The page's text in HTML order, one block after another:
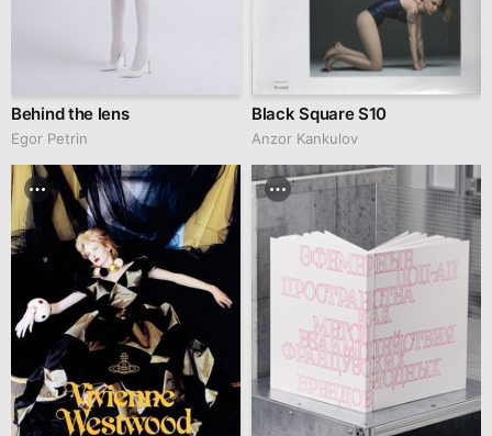
Behind the lens
Egor Petrin
Black Square S10
Anzor Kankulov